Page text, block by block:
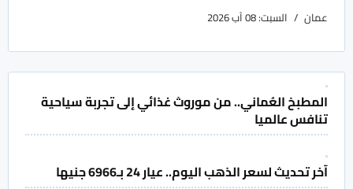
عمان السبت: 08 آب 2026
المطبخ العُماني.. من موروث غذائي إلى تجربة سياحية
تنافس عالميا
آخر تحديث لسعر الذهب اليوم.. عيار 24 بـ6966 جنيها